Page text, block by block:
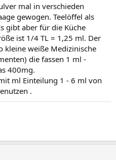
mal in verschieden
gewogen. Teelöffel als
gibt aber für die Küche
ist 1/4 TL = 1,25 ml. Der
kleine weiße Medizinische
die fassen 1 ml -
400mg.
ml Einteilung 1 - 6 ml von
.